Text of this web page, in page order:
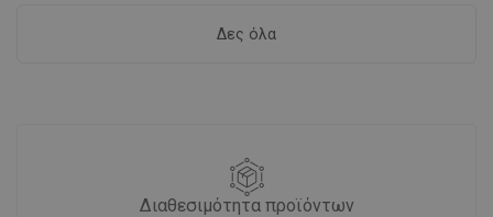
Δες όλα
Διαθεσιμότητα προϊόντων